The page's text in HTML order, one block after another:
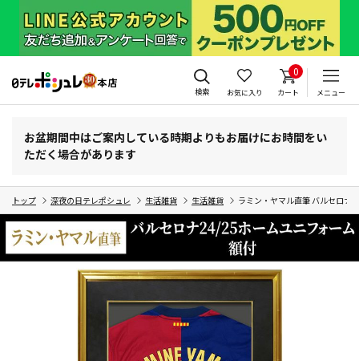
検索 お気に入り
0
カート メニュー
お盆期間中はご案内している時期よりもお届けにお時間をい
ただく場合があります
トップ 深夜の日テレポシュレ 生活雑貨 生活雑貨 ラミン・ヤマル直筆 バルセロナ